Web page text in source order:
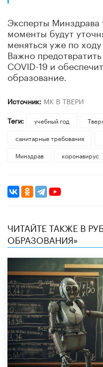
Эксперты Минздрава
моменты будут
меняться уже по
Важно
COVID-19 и
образование.
Источник: МК В ТВЕРИ
Теги:
учебный год
санитарные требования
Минздрав
коронавирус
ЧИТАЙТЕ ТАКЖЕ В
ОБРАЗОВАНИЯ»